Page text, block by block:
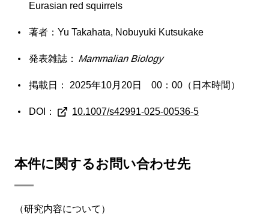
Eurasian red squirrels
著者：Yu Takahata, Nobuyuki Kutsukake
発表雑誌：Mammalian Biology
掲載日： 2025年10月20日 00：00（日本時間）
DOI： 10.1007/s42991-025-00536-5
本件に関するお問い合わせ先
（研究内容について）